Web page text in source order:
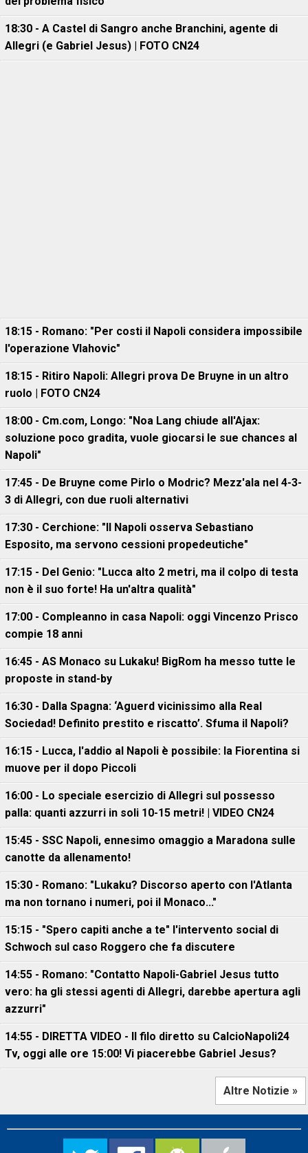
18:30 - A Castel di Sangro anche Branchini, agente di
Allegri (e Gabriel Jesus) | FOTO CN24
18:15 - Romano: "Per costi il Napoli considera impossibile
l'operazione Vlahovic"
18:15 - Ritiro Napoli: Allegri prova De Bruyne in un altro
ruolo | FOTO CN24
18:00 - Cm.com, Longo: "Noa Lang chiude all'Ajax:
soluzione poco gradita, vuole giocarsi le sue chances al
Napoli"
17:45 - De Bruyne come Pirlo o Modric? Mezz'ala nel 4-3-
3 di Allegri, con due ruoli alternativi
17:30 - Cerchione: "Il Napoli osserva Sebastiano
Esposito, ma servono cessioni propedeutiche"
17:15 - Del Genio: "Lucca alto 2 metri, ma il colpo di testa
non è il suo forte! Ha un'altra qualità"
17:00 - Compleanno in casa Napoli: oggi Vincenzo Prisco
compie 18 anni
16:45 - AS Monaco su Lukaku! BigRom ha messo tutte le
proposte in stand-by
16:30 - Dalla Spagna: ‘Aguerd vicinissimo alla Real
Sociedad! Definito prestito e riscatto’. Sfuma il Napoli?
16:15 - Lucca, l'addio al Napoli è possibile: la Fiorentina si
muove per il dopo Piccoli
16:00 - Lo speciale esercizio di Allegri sul possesso
palla: quanti azzurri in soli 10-15 metri! | VIDEO CN24
15:45 - SSC Napoli, ennesimo omaggio a Maradona sulle
canotte da allenamento!
15:30 - Romano: "Lukaku? Discorso aperto con l'Atlanta
ma non tornano i numeri, poi il Monaco..."
15:15 - "Spero capiti anche a te" l'intervento social di
Schwoch sul caso Roggero che fa discutere
14:55 - Romano: "Contatto Napoli-Gabriel Jesus tutto
vero: ha gli stessi agenti di Allegri, darebbe apertura agli
azzurri"
14:55 - DIRETTA VIDEO - Il filo diretto su CalcioNapoli24
Tv, oggi alle ore 15:00! Vi piacerebbe Gabriel Jesus?
Altre Notizie »